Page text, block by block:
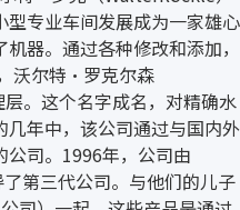
专业车间发展成为一家雄心
器。通过各种修改和添加，
沃尔特·罗克尔森
。这个名字成名，对精确水
年中，该公司通过与国内外
公司。1996年，公司由
第三代公司。与他们的儿子